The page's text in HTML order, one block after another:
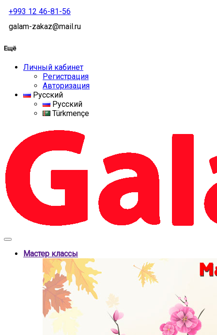
+993 12 46-81-56
galam-zakaz@mail.ru
Ещё
Личный кабинет
Регистрация
Авторизация
Русский
Русский
Türkmençe
Мастер классы